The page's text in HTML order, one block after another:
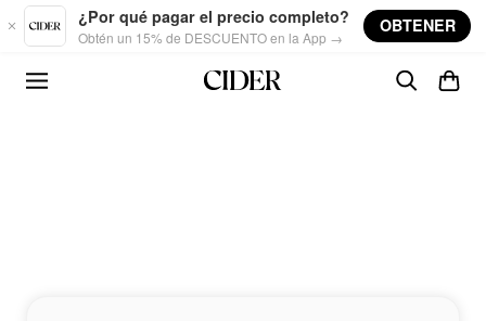
Skip to main content
¿Por qué pagar el precio completo?
Obtén un 15% de DESCUENTO en la App →
OBTENER